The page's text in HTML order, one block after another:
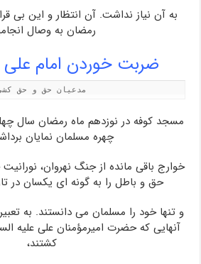
به آن نیاز نداشت. آن انتظار و این بی
رمضان به وصال
ضربت خوردن امام علی
مدعیان حق و حق
مسجد کوفه در نوزدهم ماه رمضان سال
چهره مسلمان نمایان
خوارج باقی مانده از جنگ نهروان،
حق و باطل را به گونه ای یکسان در
و تنها خود را مسلمان می دانستند. به
آنهایی که حضرت امیرمؤمنان علی علیه
کشتند،